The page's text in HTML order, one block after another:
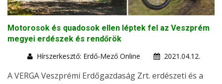
Motorosok és quadosok ellen léptek fel az Veszprém
megyei erdészek és rendőrök
Hírszerkesztő: Erdő-Mező Online
2021.04.12.
A VERGA Veszprémi Erdőgazdaság Zrt. erdészeti és a